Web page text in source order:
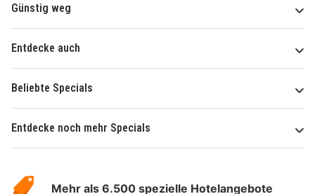
Günstig weg
Entdecke auch
Beliebte Specials
Entdecke noch mehr Specials
Hotelspecials
Mehr als 6.500 spezielle Hotelangebote